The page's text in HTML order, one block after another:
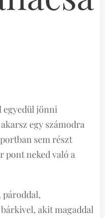
egyedül jönni
egy számodra
sem részt
pont neked való a
pároddal,
akit magaddal